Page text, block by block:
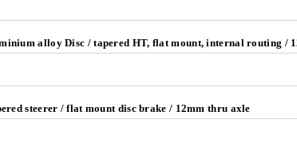
alloy Disc / tapered HT, flat mount, internal routing /
steerer / flat mount disc brake / 12mm thru axle